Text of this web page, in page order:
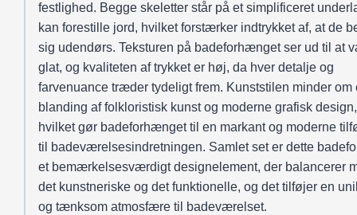
festlighed. Begge skeletter står på et simplificeret
kan forestille jord, hvilket forstærker indtrykket af, at de
sig udendørs. Teksturen på badeforhænget ser ud til at
glat, og kvaliteten af trykket er høj, da hver detalje og
farvenuance træder tydeligt frem. Kunststilen minder om
blanding af folkloristisk kunst og moderne grafisk design,
hvilket gør badeforhænget til en markant og moderne
til badeværelsesindretningen. Samlet set er dette
et bemærkelsesværdigt designelement, der balancerer
det kunstneriske og det funktionelle, og det tilføjer en
og tænksom atmosfære til badeværelset.